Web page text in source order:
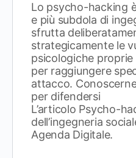
Lo psycho-hacking
e più subdola di
sfrutta
strategicamente le
psicologiche proprie
per raggiungere
attacco.
per difendersi
L’articolo Psycho-
dell’ingegneria
Agenda Digitale.